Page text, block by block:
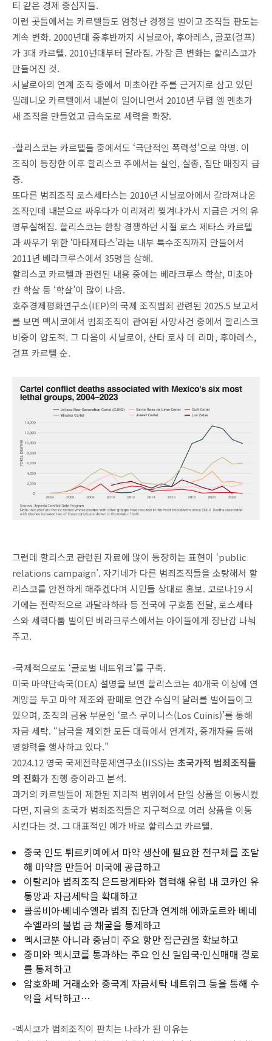
티 같은 경제 중심지들.
이런 곳들에서는 카르텔들도 엄청난 경쟁을 벌이고 조직들 판도는
계속 변화. 2000년대 중후반까지 시날로아, 후아레스, 골포(걸프)
가 3대 카르텔. 2010년대부터 달라짐. 가장 큰 변화는 할리스코가
만들어진 것.
시날로아의 연계 조직 중에서 미초아칸 주를 근거지로 삼고 있던
밀레니오 카르텔에서 내분이 일어나면서 2010년 무렵 엘 멘초가
새 조직을 만들었고 급속도로 세력을 확장.
-할리스코는 카르텔들 중에서도 ‘극단적인 폭력성’으로 악명. 이
조직이 등장한 이후 할리스코 주에서는 살인, 실종, 집단 매장지 급
증.
또다른 범죄조직 로스세타스는 2010년 시날로아에서 갈라져나온
조직인데 내분으로 싸우다가 이리저리 찢겨나가서 지금은 거의 유
명무실해짐. 할리스코는 한창 경쟁하던 시절 로스 제타스 카르텔
과 싸우기 위한 ‘마타제타스’라는 내부 특수조직까지 만들어서
2011년 베라크루스에서 35명을 살해.
할리스코 카르텔과 관련된 내용 중에는 베라크루스 학살, 미초아
칸 학살 등 ‘학살’이 많이 나옴.
호주경제평화연구소(IEP)의 국제 조직범죄 관련된 2025.5 보고서
를 보면 멕시코에서 범죄조직이 관여된 사망사건 중에서 할리스코
비중이 압도적. 그 다음이 시날로아, 산타 로사 데 리마, 후아레스,
걸프 카르텔 순.
그런데 할리스코 관련된 자료에 많이 등장하는 표현이 ‘public
relations campaign’. 자기네가 다른 범죄조직들을 소탕해서 할
리스코를 안전하게 해주겠다며 시민들 상대로 홍보. 코로나19 시
기에는 전략적으로 과달라하라 등 전국에 구호품 전달, 로스세타
스와 세력다툼 벌이던 베라크루스에서는 아이들에게 장난감 나눠
주고.
-국제적으로도 ‘글로벌 네트워크’를 구축.
미국 마약단속국(DEA) 설명을 보면 할리스코는 40개국 이상에 연
계망을 두고 마약 제조와 판매로 연간 수십억 달러를 벌어들이고
있으며, 조직의 금융 부문인 ‘로스 쿠이니스(Los Cuinis)’를 통해
자금 세탁. “남극을 제외한 모든 대륙에서 연계자, 중개자를 통해
영향력을 행사하고 있다.”
2024.12 영국 국제전략문제연구소(IISS)는 초국가적 범죄조직들
의 진화가 진행 중이라고 분석.
과거의 카르텔들이 제한된 지리적 범위에서 단일 상품을 이동시켰
다면, 지금의 초국가 범죄조직들은 지구적으로 여러 상품을 이동
시킨다는 것. 그 대표적인 예가 바로 할리스코 카르텔.
중국 인도 튀르키예에서 마약 생산에 필요한 전구체를 조달
해 마약을 만들어 미국에 공급하고
이탈리아 범죄조직 은드랑게타와 협력해 유럽 내 코카인 유
통망과 자금세탁을 확대하고
콜롬비아·베네수엘라 범죄 집단과 연계해 에콰도르와 베네
수엘라의 불법 금 채굴을 통제하고
멕시코뿐 아니라 중남미 주요 항만 접근권을 확보하고
중미와 멕시코를 통과하는 주요 인신 밀입국·인신매매 경로
를 통제하고
암호화폐 거래소와 중국계 자금세탁 네트워크 등을 통해 수
익을 세탁하고…
-멕시코가 범죄조직이 판치는 나라가 된 이유는